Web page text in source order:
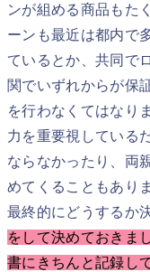
ンが組める商品もた
ーンも最近は都内で
ているとか、共同で
関でいずれからが保
を行わなくてはなり
力を重要視している
ならなかったり、両
めてくることもあり
最終的にどうするか
をして決めておきま
書にきちんと記録し